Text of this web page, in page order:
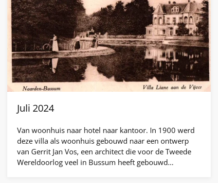
Juli 2024
Van woonhuis naar hotel naar kantoor. In 1900 werd
deze villa als woonhuis gebouwd naar een ontwerp
van Gerrit Jan Vos, een architect die voor de Tweede
Wereldoorlog veel in Bussum heeft gebouwd…